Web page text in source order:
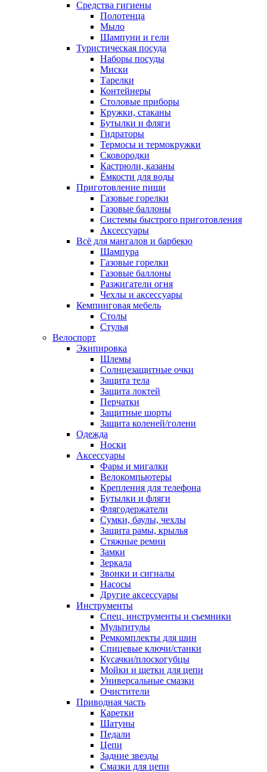
Средства гигиены
Полотенца
Мыло
Шампуни и гели
Туристическая посуда
Наборы посуды
Миски
Тарелки
Контейнеры
Столовые приборы
Кружки, стаканы
Бутылки и фляги
Гидраторы
Термосы и термокружки
Сковородки
Кастрюли, казаны
Ёмкости для воды
Приготовление пищи
Газовые горелки
Газовые баллоны
Системы быстрого приготовления
Аксессуары
Всё для мангалов и барбекю
Шампура
Газовые горелки
Газовые баллоны
Разжигатели огня
Чехлы и аксессуары
Кемпинговая мебель
Столы
Стулья
Велоспорт
Экипировка
Шлемы
Солнцезащитные очки
Защита тела
Защита локтей
Перчатки
Защитные шорты
Защита коленей/голени
Одежда
Носки
Аксессуары
Фары и мигалки
Велокомпьютеры
Крепления для телефона
Бутылки и фляги
Флягодержатели
Сумки, баулы, чехлы
Защита рамы, крылья
Стяжные ремни
Замки
Зеркала
Звонки и сигналы
Насосы
Другие аксессуары
Инструменты
Спец. инструменты и съемники
Мультитулы
Ремкомплекты для шин
Спицевые ключи/станки
Кусачки/плоскогубцы
Мойки и щетки для цепи
Универсальные смазки
Очистители
Приводная часть
Каретки
Шатуны
Педали
Цепи
Задние звезды
Смазки для цепи